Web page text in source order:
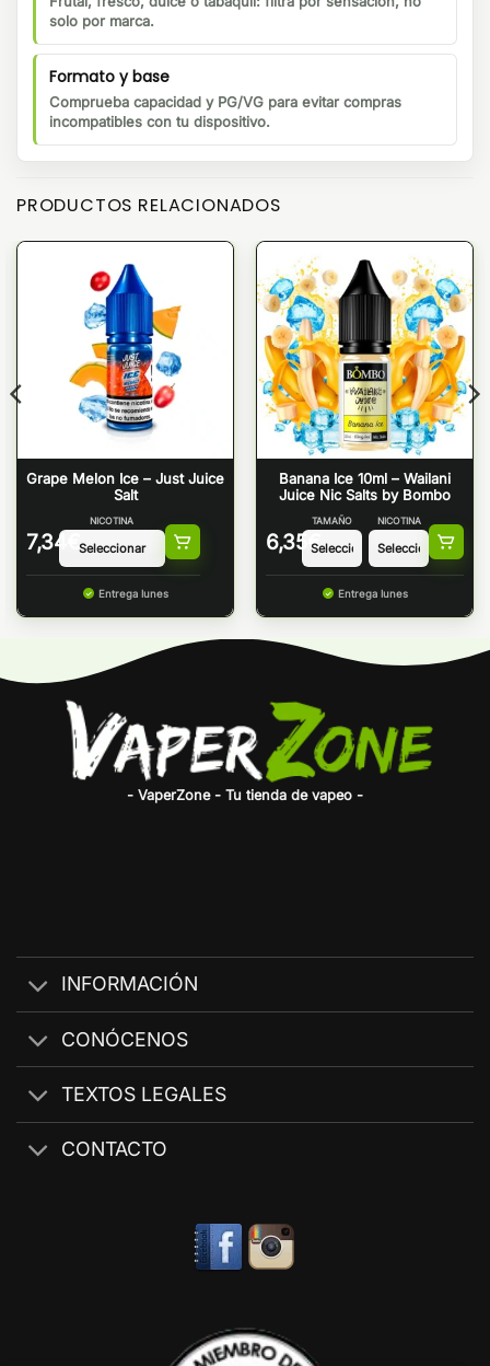
solo por marca.
Formato y base
Comprueba capacidad y PG/VG para evitar compras
incompatibles con tu dispositivo.
PRODUCTOS RELACIONADOS
Grape Melon Ice – Just Juice
Salt
7,34 €
NICOTINA
Entrega lunes
Banana Ice 10ml – Wailani
Juice Nic Salts by Bombo
6,35 €
TAMAÑO NICOTINA
Entrega lunes
- VaperZone - Tu tienda de vapeo -
INFORMACIÓN
CONÓCENOS
TEXTOS LEGALES
CONTACTO